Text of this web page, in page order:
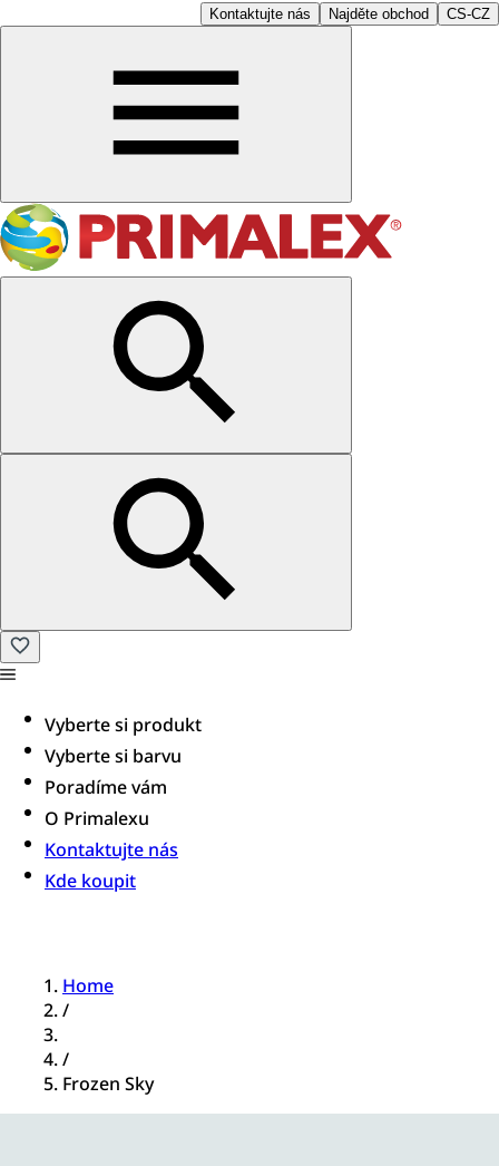
Kontaktujte nás Najděte obchod CS-CZ
Vyberte si produkt
Vyberte si barvu
Poradíme vám​
O Primalexu
Kontaktujte nás
Kde koupit
Home
/
/
Frozen Sky